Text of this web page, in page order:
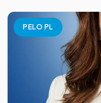
PELO PL